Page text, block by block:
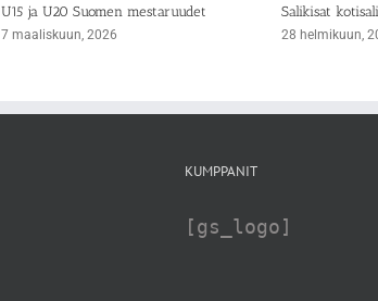
U15 ja U20 Suomen mestaruudet
7 maaliskuun, 2026
Salikisat
28 helmikuun,
KUMPPANIT
[gs_logo]